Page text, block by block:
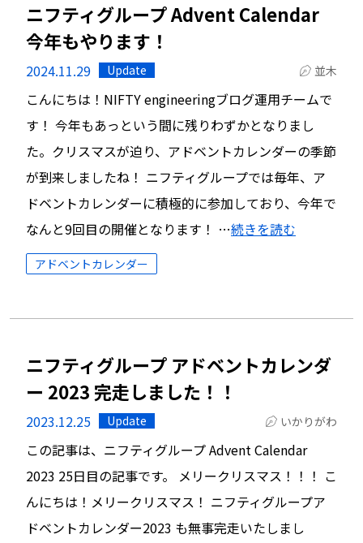
ニフティグループ Advent Calendar
今年もやります！
2024.11.29 Update 並木
こんにちは！NIFTY engineeringブログ運用チームで
す！ 今年もあっという間に残りわずかとなりまし
た。クリスマスが迫り、アドベントカレンダーの季節
が到来しましたね！ ニフティグループでは毎年、ア
ドベントカレンダーに積極的に参加しており、今年で
なんと9回目の開催となります！ …続きを読む
アドベントカレンダー
ニフティグループ アドベントカレンダ
ー 2023 完走しました！！
2023.12.25 Update いかりがわ
この記事は、ニフティグループ Advent Calendar
2023 25日目の記事です。 メリークリスマス！！！ こ
んにちは！メリークリスマス！ ニフティグループア
ドベントカレンダー2023 も無事完走いたしまし